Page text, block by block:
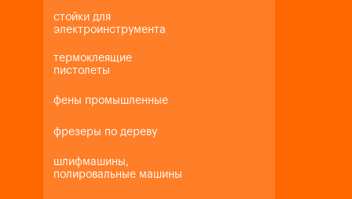
стойки для
электроинструмента
термоклеящие
пистолеты
фены промышленные
фрезеры по дереву
шлифмашины,
полировальные машины